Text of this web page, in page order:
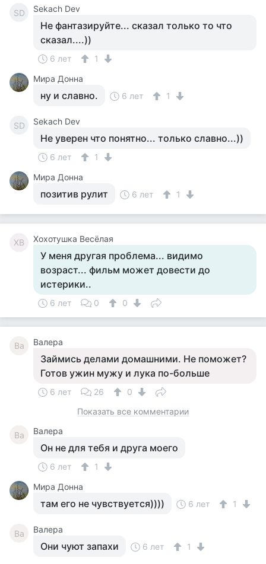
SD Sekach Dev
Не фантазируйте... сказал только то что
сказал....))
6 лет
1
Мира Донна
ну и славно. 6 лет 1
SD Sekach Dev
Не уверен что понятно... только славно...))
6 лет
1
Мира Донна
позитив рулит 6 лет 1
ХВ Хохотушка Весёлая
У меня другая проблема... видимо
возраст... фильм может довести до
истерики..
6 лет 0 0
Ва Валера
Займись делами домашними. Не поможет?
Готов ужин мужу и лука по-больше
6 лет 26
0
Показать все комментарии
Ва Валера
Он не для тебя и друга моего
6 лет
1
Мира Донна
там его не чувствуется)))) 6 лет 1
Ва Валера
Они чуют запахи 6 лет 1